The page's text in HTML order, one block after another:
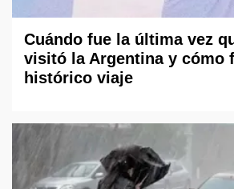
Cuándo fue la última vez
visitó la Argentina y cómo
histórico viaje